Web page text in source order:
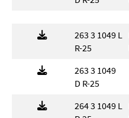
263 3 1049 L
R-25
263 3 1049
D R-25
264 3 1049 L